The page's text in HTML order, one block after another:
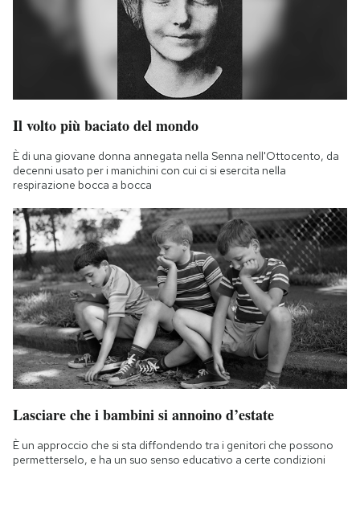
Il volto più baciato del mondo
È di una giovane donna annegata nella Senna nell'Ottocento, da
decenni usato per i manichini con cui ci si esercita nella
respirazione bocca a bocca
Lasciare che i bambini si annoino d’estate
È un approccio che si sta diffondendo tra i genitori che possono
permetterselo, e ha un suo senso educativo a certe condizioni